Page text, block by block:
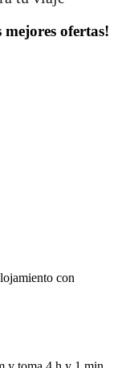
ofertas!
con